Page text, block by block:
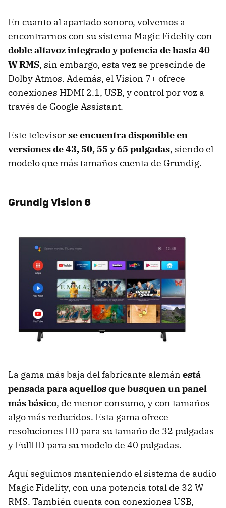
En cuanto al apartado sonoro, volvemos a
encontrarnos con su sistema Magic Fidelity con
doble altavoz integrado y potencia de hasta 40
W RMS, sin embargo, esta vez se prescinde de
Dolby Atmos. Además, el Vision 7+ ofrece
conexiones HDMI 2.1, USB, y control por voz a
través de Google Assistant.
Este televisorse encuentra disponible en
versiones de 43, 50, 55 y 65 pulgadas, siendo el
modelo que más tamaños cuenta de Grundig.
Grundig Vision 6
La gama más baja del fabricante alemán está
pensada para aquellos que busquen un panel
más básico, de menor consumo, y con tamaños
algo más reducidos. Esta gama ofrece
resoluciones HD para su tamaño de 32 pulgadas
y FullHD para su modelo de 40 pulgadas.
Aquí seguimos manteniendo el sistema de audio
Magic Fidelity, con una potencia total de 32 W
RMS. También cuenta con conexiones USB,